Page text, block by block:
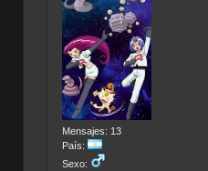
Mensajes: 13
País:
Sexo: